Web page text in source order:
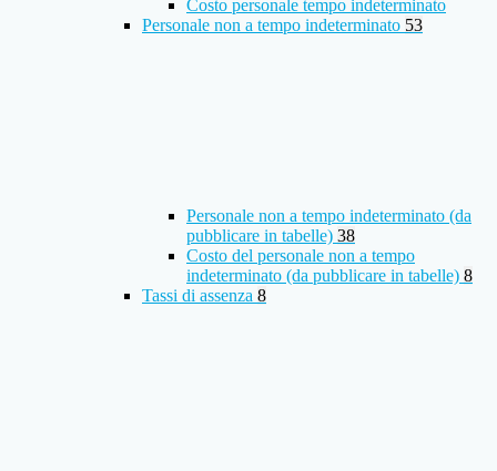
Costo personale tempo indeterminato
Personale non a tempo indeterminato 53
Personale non a tempo indeterminato (da
pubblicare in tabelle) 38
Costo del personale non a tempo
indeterminato (da pubblicare in tabelle) 8
Tassi di assenza 8